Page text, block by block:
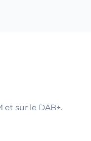
et sur le DAB+.